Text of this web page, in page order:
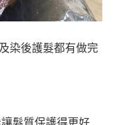
染後護髮都有做完